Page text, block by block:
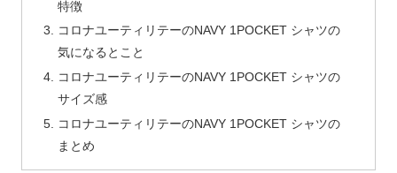
特徴
コロナユーティリテーのNAVY 1POCKET シャツの
気になるとこと
コロナユーティリテーのNAVY 1POCKET シャツの
サイズ感
コロナユーティリテーのNAVY 1POCKET シャツの
まとめ